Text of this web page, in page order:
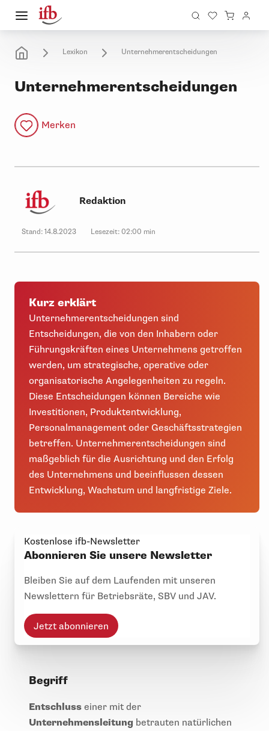
Lexikon Unternehmerentscheidungen
Unternehmerentscheidungen
Merken
Redaktion
Stand: 14.8.2023 Lesezeit: 02:00 min
Kurz erklärt
Unternehmerentscheidungen sind
Entscheidungen, die von den Inhabern oder
Führungskräften eines Unternehmens getroffen
werden, um strategische, operative oder
organisatorische Angelegenheiten zu regeln.
Diese Entscheidungen können Bereiche wie
Investitionen, Produktentwicklung,
Personalmanagement oder Geschäftsstrategien
betreffen. Unternehmerentscheidungen sind
maßgeblich für die Ausrichtung und den Erfolg
des Unternehmens und beeinflussen dessen
Entwicklung, Wachstum und langfristige Ziele.
Kostenlose ifb-Newsletter
Abonnieren Sie unsere Newsletter
Bleiben Sie auf dem Laufenden mit unseren
Newslettern für Betriebsräte, SBV und JAV.
Jetzt abonnieren
Begriff
Entschluss einer mit der
Unternehmensleitung betrauten natürlichen